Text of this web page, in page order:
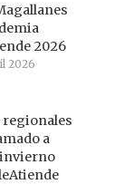
2026
2026
a